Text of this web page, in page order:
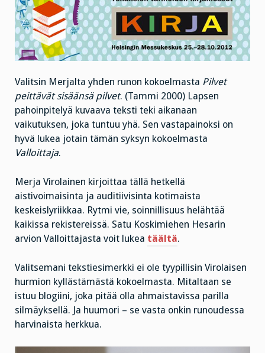
Valitsin Merjalta yhden runon kokoelmasta Pilvet
peittävät sisäänsä pilvet. (Tammi 2000) Lapsen
pahoinpitelyä kuvaava teksti teki aikanaan
vaikutuksen, joka tuntuu yhä. Sen vastapainoksi on
hyvä lukea jotain tämän syksyn kokoelmasta
Valloittaja.
Merja Virolainen kirjoittaa tällä hetkellä
aistivoimaisinta ja auditiivisinta kotimaista
keskeislyriikkaa. Rytmi vie, soinnillisuus helähtää
kaikissa rekistereissä. Satu Koskimiehen Hesarin
arvion Valloittajasta voit lukea täältä.
Valitsemani tekstiesimerkki ei ole tyypillisin Virolaisen
hurmion kyllästämästä kokoelmasta. Mitaltaan se
istuu blogiini, joka pitää olla ahmaistavissa parilla
silmäyksellä. Ja huumori – se vasta onkin runoudessa
harvinaista herkkua.